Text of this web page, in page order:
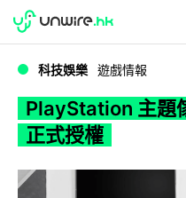
WWDC 2026
科技娛樂 遊戲情報
PlayStation 主題
正式授權